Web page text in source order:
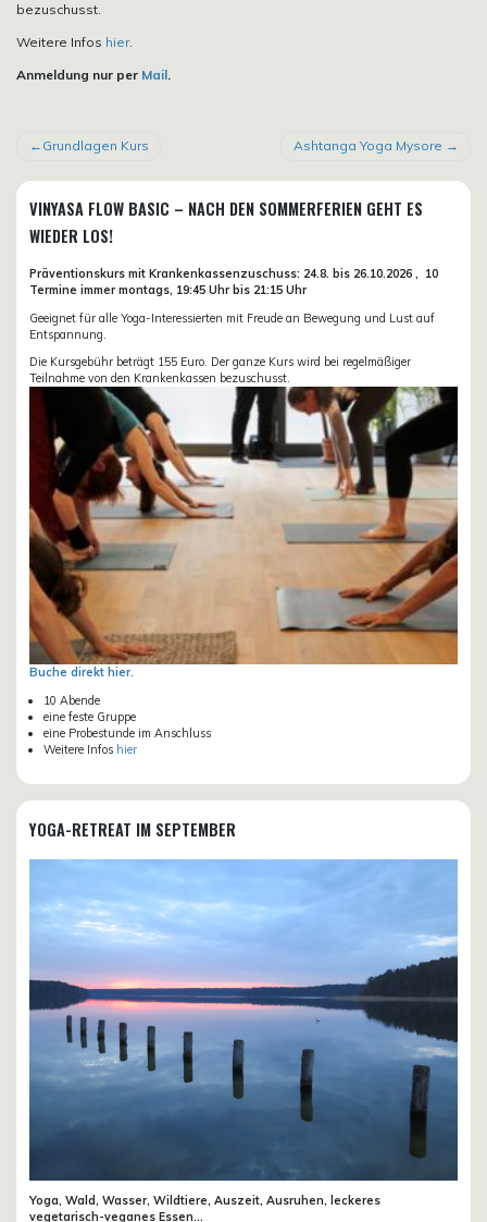
bezuschusst.
Weitere Infos hier.
Anmeldung nur per Mail.
BEITRAGSNAVIGATION
Grundlagen Kurs Ashtanga Yoga Mysore
VINYASA FLOW BASIC – NACH DEN SOMMERFERIEN GEHT ES
WIEDER LOS!
Präventionskurs mit Krankenkassenzuschuss: 24.8. bis 26.10.2026 , 10
Termine immer montags, 19:45 Uhr bis 21:15 Uhr
Geeignet für alle Yoga-Interessierten mit Freude an Bewegung und Lust auf
Entspannung.
Die Kursgebühr beträgt 155 Euro. Der ganze Kurs wird bei regelmäßiger
Teilnahme von den Krankenkassen bezuschusst.
Buche direkt hier.
10 Abende
eine feste Gruppe
eine Probestunde im Anschluss
Weitere Infos hier
YOGA-RETREAT IM SEPTEMBER
Yoga, Wald, Wasser, Wildtiere, Auszeit, Ausruhen, leckeres
vegetarisch-veganes Essen...